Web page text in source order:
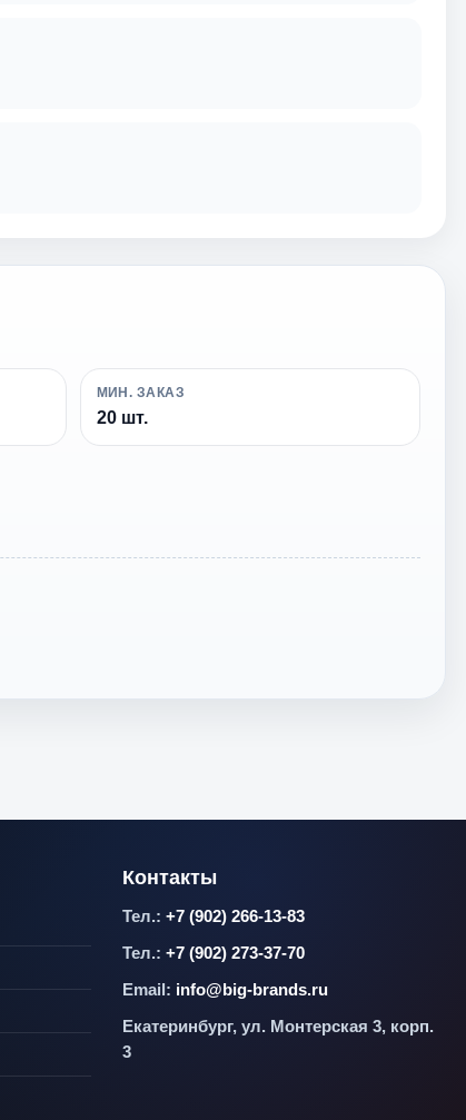
МИН. ЗАКАЗ
20 шт.
Контакты
Тел.:+7 (902) 266-13-83
Тел.:+7 (902) 273-37-70
Email: info@big-brands.ru
Екатеринбург, ул. Монтерская 3, корп.
3